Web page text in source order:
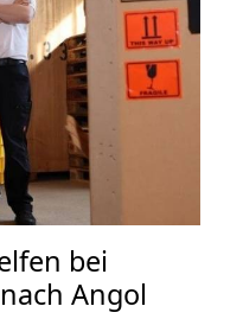
bei
Angol